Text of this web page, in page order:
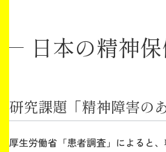
日本の精神
研究課題「精神障害の
厚生労働省「患者調査」によると